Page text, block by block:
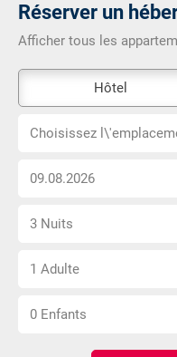
Réserver un
Afficher tous les
de
réservation
n\'est
accessible
Hôtel
Choisissez
Choisissez
Choisissez
date
Sélectionnez
nombre
nuits
3 Nuits
Choisissez
nombre
1 Adulte
Choisissez
0 Enfants